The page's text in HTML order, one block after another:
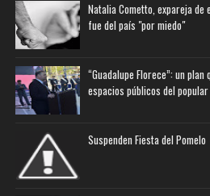
Natalia Cometto, expareja
fue del país "por miedo"
“Guadalupe Florece”: un
espacios públicos del
Suspenden Fiesta del Pomelo